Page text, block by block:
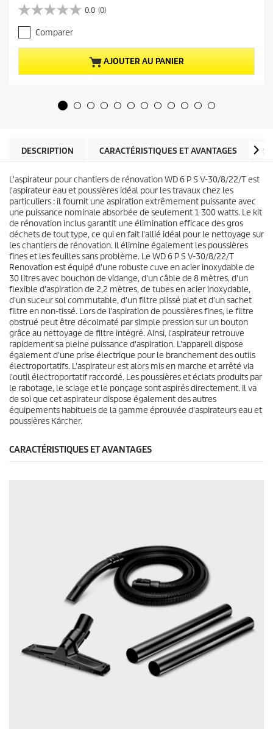
i
x
a
c
t
u
d
t
0.0 (0)
0
.
0
s
r
e
Comparer
AJOUTER AU PANIER
DESCRIPTION CARACTÉRISTIQUES ET AVANTAGES
L'aspirateur pour chantiers de rénovation WD 6 P S V-30/8/22/T est
l'aspirateur eau et poussières idéal pour les travaux chez les
particuliers : il fournit une aspiration extrêmement puissante avec
une puissance nominale absorbée de seulement 1 300 watts. Le kit
de rénovation inclus garantit une élimination efficace des gros
déchets de tout type, ce qui en fait l'allié idéal pour le nettoyage sur
les chantiers de rénovation. Il élimine également les poussières
fines et les feuilles sans problème. Le WD 6 P S V-30/8/22/T
Renovation est équipé d'une robuste cuve en acier inoxydable de
30 litres avec bouchon de vidange, d'un câble de 8 mètres, d'un
flexible d'aspiration de 2,2 mètres, de tubes en acier inoxydable,
d'un suceur sol commutable, d'un filtre plissé plat et d'un sachet
filtre en non-tissé. Lors de l'aspiration de poussières fines, le filtre
obstrué peut être décolmaté par simple pression sur un bouton
grâce au nettoyage de filtre intégré. Ainsi, l'aspirateur retrouve
rapidement sa pleine puissance d'aspiration. L'appareil dispose
également d'une prise électrique pour le branchement des outils
électroportatifs. L'aspirateur est alors mis en marche et arrêté via
l'outil électroportatif raccordé. Les poussières et éclats produits par
le rabotage, le sciage et le ponçage sont aspirés directement. Il va
de soi que cet aspirateur dispose également des autres
équipements habituels de la gamme éprouvée d'aspirateurs eau et
poussières Kärcher.
CARACTÉRISTIQUES ET AVANTAGES